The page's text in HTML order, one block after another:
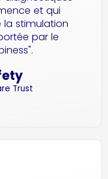
et qui
la stimulation
par le
Trust